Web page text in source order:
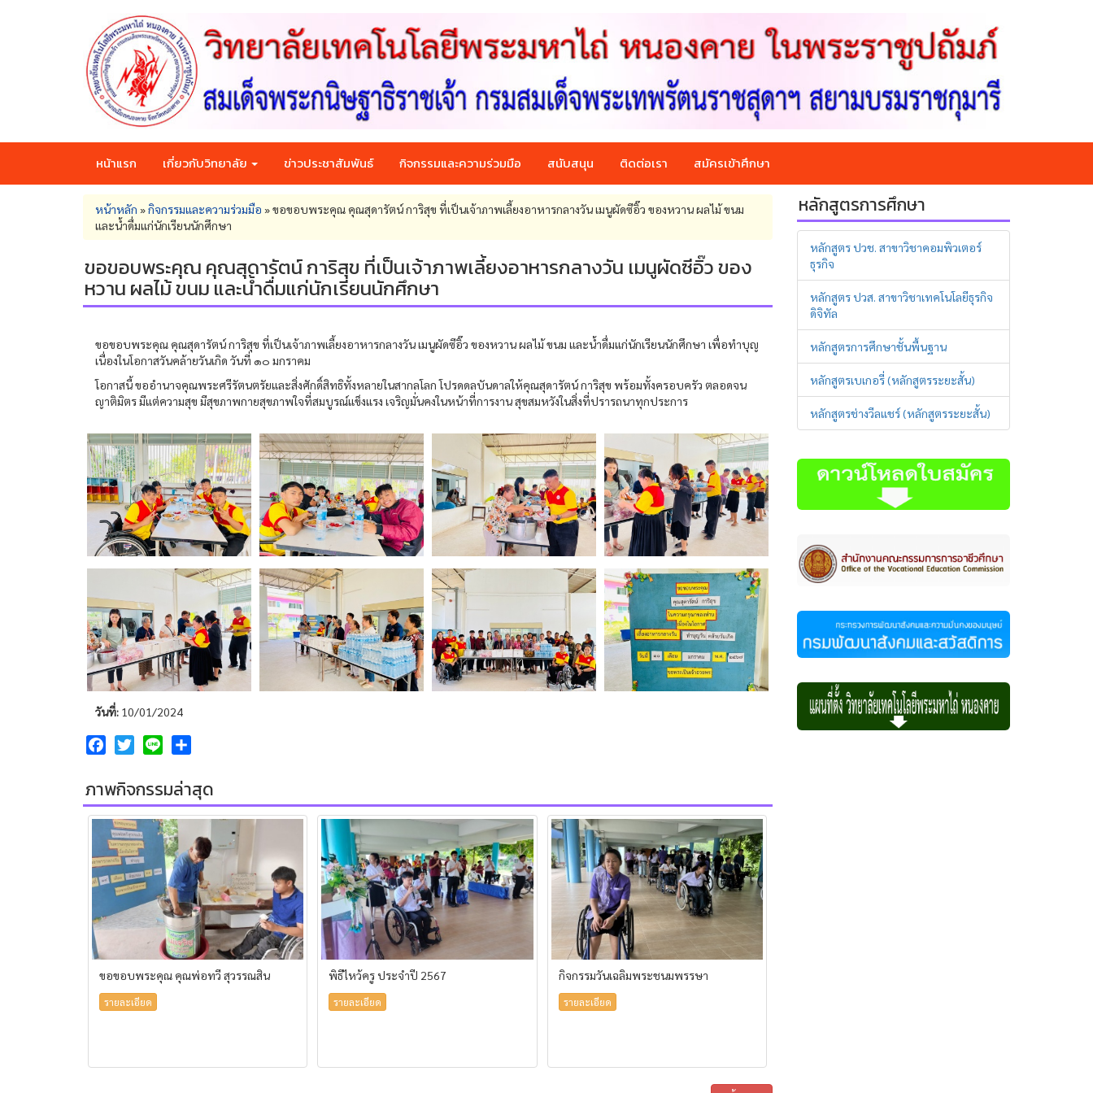
หน้าแรก เกี่ยวกับวิทยาลัย ข่าวประชาสัมพันธ์ กิจกรรมและความร่วมมือ สนับสนุน ติดต่อเรา สมัครเข้าศึกษา
You
are
here
หน้าหลัก »กิจกรรมและความร่วมมือ »ขอขอบพระคุณ คุณสุดารัตน์ การิสุข ที่เป็นเจ้าภาพเลี้ยงอาหารกลางวัน เมนูผัดซีอิ๊ว ของหวาน ผลไม้ ขนม
และน้ำดื่มแก่นักเรียนนักศึกษา
ขอขอบพระคุณ คุณสุดารัตน์ การิสุข ที่เป็นเจ้าภาพเลี้ยงอาหารกลางวัน เมนูผัดซีอิ๊ว ของ
หวาน ผลไม้ ขนม และน้ำดื่มแก่นักเรียนนักศึกษา
ขอขอบพระคุณ คุณสุดารัตน์ การิสุข ที่เป็นเจ้าภาพเลี้ยงอาหารกลางวัน เมนูผัดซีอิ๊ว ของหวาน ผลไม้ ขนม และน้ำดื่มแก่นักเรียนนักศึกษา เพื่อทำบุญ
เนื่องในโอกาสวันคล้ายวันเกิด วันที่ ๑๐ มกราคม
โอกาสนี้ ขออำนาจคุณพระศรีรัตนตรัยและสิ่งศักดิ์สิทธิทั้งหลายในสากลโลก โปรดดลบันดาลให้คุณสุดารัตน์ การิสุข พร้อมทั้งครอบครัว ตลอดจน
ญาติมิตร มีแต่ความสุข มีสุขภาพกายสุขภาพใจที่สมบูรณ์แข็งแรง เจริญมั่นคงในหน้าที่การงาน สุขสมหวังในสิ่งที่ปรารถนาทุกประการ
วันที่: 10/01/2024
Facebook
TwitterLine
ภาพกิจกรรมล่าสุด
ขอขอบพระคุณ คุณพ่อทวี สุวรรณสิน
รายละเอียด
พิธีไหว้ครู ประจำปี 2567
รายละเอียด
กิจกรรมวันเฉลิมพระชนมพรรษา
รายละเอียด
หลักสูตรการศึกษา
หลักสูตร ปวช. สาขาวิชาคอมพิวเตอร์
ธุรกิจ
หลักสูตร ปวส. สาขาวิชาเทคโนโลยีธุรกิจ
ดิจิทัล
หลักสูตรการศึกษาชั้นพื้นฐาน
หลักสูตรเบเกอรี่ (หลักสูตรระยะสั้น)
หลักสูตรช่างวีลแชร์ (หลักสูตรระยะสั้น)